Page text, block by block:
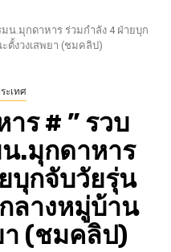
น.มุกดาหาร ร่วมกำลัง 4 ฝ่ายบุก
ตั้งวงเสพยา (ชมคลิป)
ะเทศ
ร # ” รวบ
น.มุกดาหาร
บุกจับวัยรุ่น
ลางหมู่บ้าน
(ชมคลิป)